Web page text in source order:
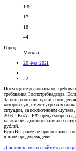
139
17
18
44
Город
Москва
20 Фев 2021
#2
Посмотрите региональное
требования Роспотребнадзора.
За невыполнение правил
которой существует угроза
ситуации, за исключением
20.6.1 КоАП РФ предусмотрена
наложения административного
рублей.
Если Вы ранее не привлекались по
в виде предупреждения.
Для ответа нужно войти/